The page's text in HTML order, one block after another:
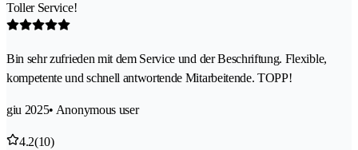
Toller Service!
Bin sehr zufrieden mit dem Service und der Beschriftung. Flexible,
kompetente und schnell antwortende Mitarbeitende. TOPP!
giu 2025• Anonymous user
4.2(10)